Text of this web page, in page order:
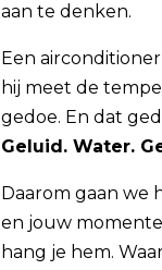
aan te denken.
Een
hij meet de
gedoe. En dat
Geluid. Water.
Daarom gaan we
en jouw
hang je hem.